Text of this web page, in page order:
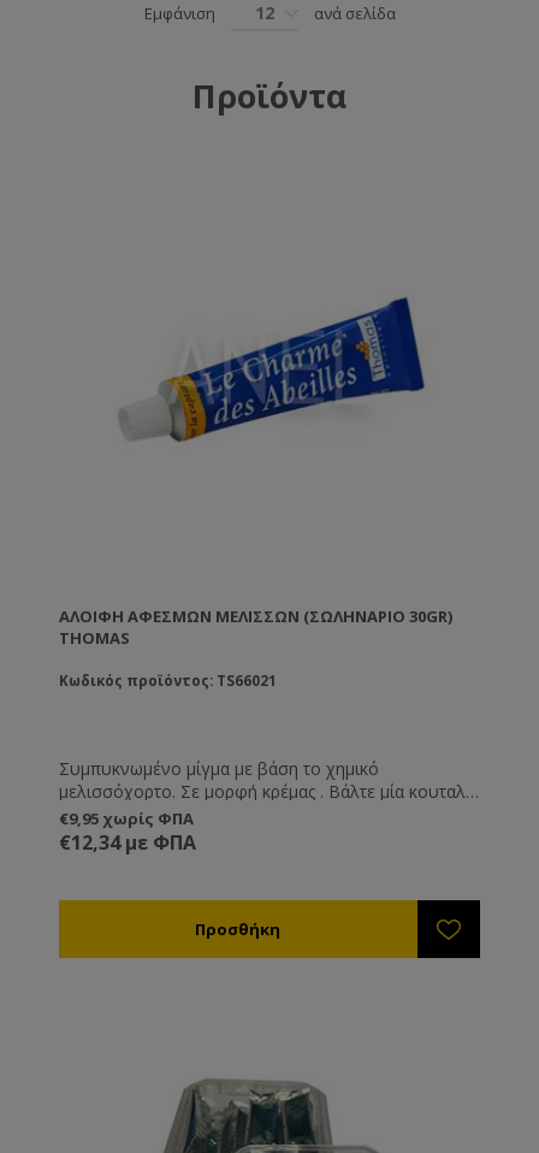
Εμφάνιση 12 ανά σελίδα
Προϊόντα
ΑΛΟΙΦΉ ΑΦΕΣΜΏΝ ΜΕΛΙΣΣΏΝ (ΣΩΛΗΝΆΡΙΟ 30GR)
THOMAS
Κωδικός προϊόντος: TS66021
Συμπυκνωμένο μίγμα με βάση το χημικό
μελισσόχορτο. Σε μορφή κρέμας . Βάλτε μία κουταλιά
του γλυκού σε οποιοδήποτε σημείο και ένα μεγάλο
μέρος των αφεσμών θα προσελκυσθεί από την
μυρωδιά της κρέμας. Λειτουργεί εξαιρετικά καλά.
€9,95 χωρίς ΦΠΑ
€12,34 με ΦΠΑ